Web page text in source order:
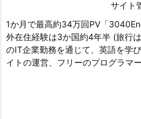
サイト
1か月で最高約34万回PV「
外在住経験は3か国約4年半 (旅行
のIT企業勤務を通じて、英語を学
イトの運営、フリーのプログラマ